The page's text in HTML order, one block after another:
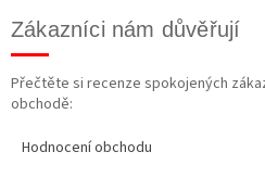
Zákazníci nám důvěřují
Přečtěte si recenze spokojených
obchodě:
Hodnocení obchodu